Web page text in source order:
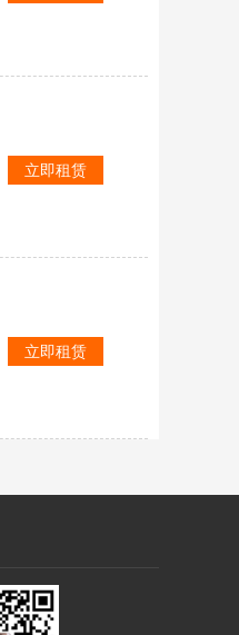
立即租赁
立即租赁